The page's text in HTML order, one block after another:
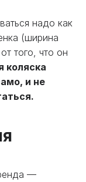
надо как
(ширина
того, что он
коляска
и не
—